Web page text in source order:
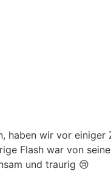
haben wir vor einiger
Flash war von
und traurig 😢